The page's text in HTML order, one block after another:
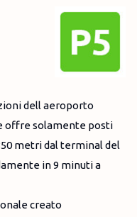
dell aeroporto
offre solamente posti
metri dal terminal del
in 9 minuti a
creato